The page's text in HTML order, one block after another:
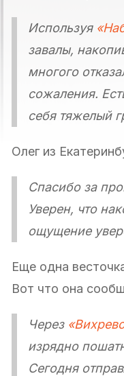
Используя
завалы,
многого
сожаления.
себя тяжелый
Олег из
Спасибо за
Уверен, что
ощущение
Еще одна
Вот что она
Через
изрядно
Сегодня